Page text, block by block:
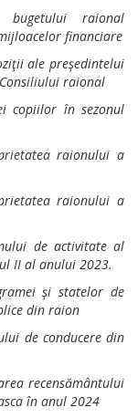
raional
financiare
ale preşedintelui
raional
copiilor în sezonul
raionului a
raionului a
de activitate al
II al anului 2023.
şi statelor de
din raion
de conducere din
recensământului
în anul 2024